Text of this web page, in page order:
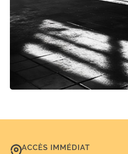
ACCÈS IMMÉDIAT